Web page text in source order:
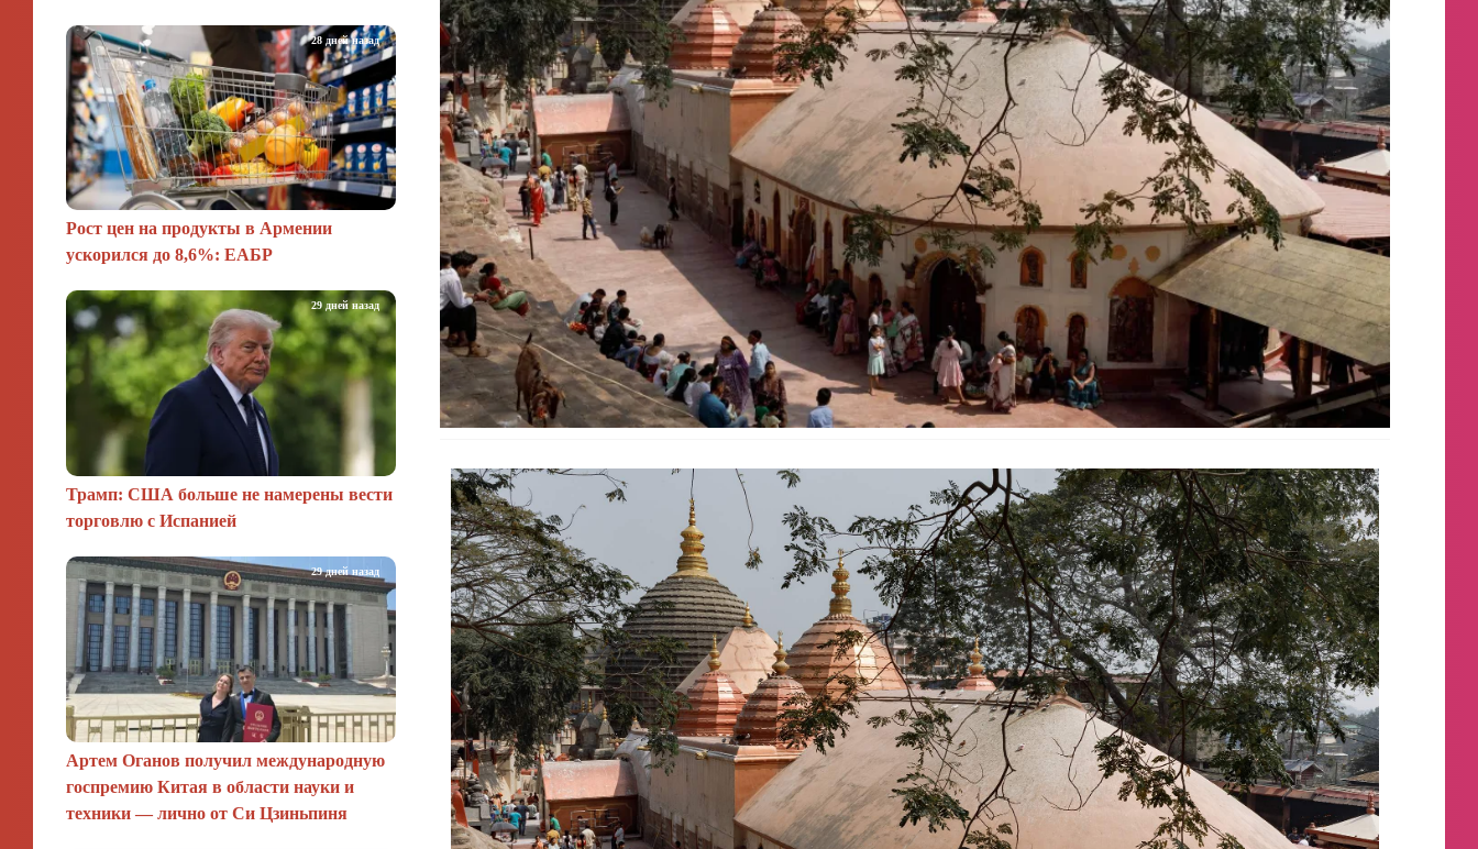
Рост цен на продукты в Армении
ускорился до 8,6%: ЕАБР
28 дней назад
Трамп: США больше не намерены вести
торговлю с Испанией
29 дней назад
Артем Оганов получил международную
госпремию Китая в области науки и
техники — лично от Си Цзиньпиня
29 дней назад